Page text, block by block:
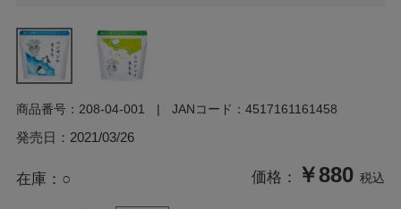
発売日： 2021/03/26
商品番号： 208-04-001 JANコード： 4517161161458
在庫： ○ 価格： ￥880 税込